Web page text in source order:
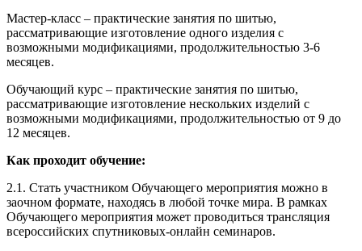
Мастер-класс – практические занятия по шитью,
рассматривающие изготовление одного изделия с
возможными модификациями, продолжительностью 3-6
месяцев.
Обучающий курс – практические занятия по шитью,
рассматривающие изготовление нескольких изделий с
возможными модификациями, продолжительностью от 9 до
12 месяцев.
Как проходит обучение:
2.1. Стать участником Обучающего мероприятия можно в
заочном формате, находясь в любой точке мира. В рамках
Обучающего мероприятия может проводиться трансляция
всероссийских спутниковых-онлайн семинаров.